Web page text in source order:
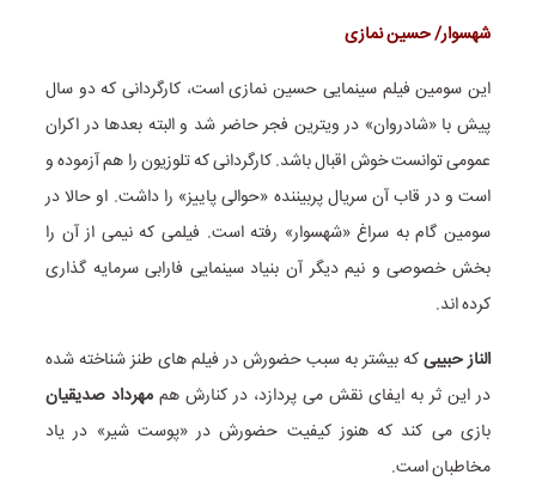
شهسوار/ حسین نمازی
این سومین فیلم سینمایی حسین نمازی است، کارگردانی که دو سال
پیش با «شادروان» در ویترین فجر حاضر شد و البته بعدها در اکران
عمومی توانست خوش اقبال باشد. کارگردانی که تلوزیون را هم آزموده و
است و در قاب آن سریال پربیننده «حوالی پاییز» را داشت. او حالا در
سومین گام به سراغ «شهسوار» رفته است. فیلمی که نیمی از آن را
بخش خصوصی و نیم دیگر آن بنیاد سینمایی فارابی سرمایه گذاری
کرده اند.
الناز حبیبیکه بیشتر به سبب حضورش در فیلم های طنز شناخته شده
در این ثر به ایفای نقش می پردازد، در کنارش هم مهرداد صدیقیان
بازی می کند که هنوز کیفیت حضورش در «پوست شیر» در یاد
مخاطبان است.